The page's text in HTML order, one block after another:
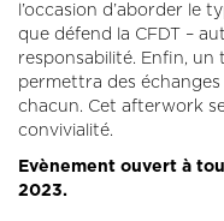
l’occasion d’aborder le
que défend la CFDT –
responsabilité. Enfin,
permettra des
chacun. Cet afterwork
convivialité.
Evènement ouvert à
2023.